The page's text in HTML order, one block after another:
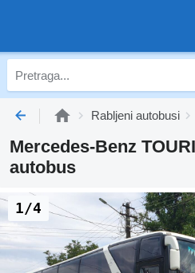
Rabljeni autobusi
Mercedes-Benz
autobus
1/4